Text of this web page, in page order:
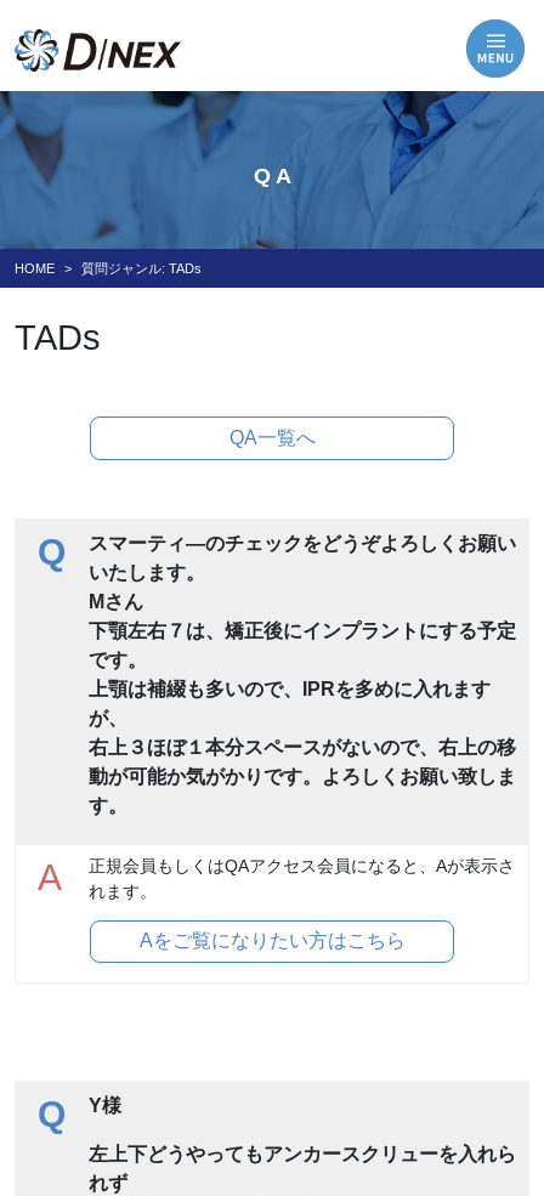
Q A
HOME 質問ジャンル: TADs
TADs
QA一覧へ
Q
スマーティ―のチェックをどうぞよろしくお願い
いたします。
Mさん
下顎左右７は、矯正後にインプラントにする予定
です。
上顎は補綴も多いので、IPRを多めに入れます
が、
右上３ほぼ１本分スペースがないので、右上の移
動が可能か気がかりです。よろしくお願い致しま
す。
A
正規会員もしくはQAアクセス会員になると、Aが表示さ
れます。
Aをご覧になりたい方はこちら
Q Y様
左上下どうやってもアンカースクリューを入れら
れず